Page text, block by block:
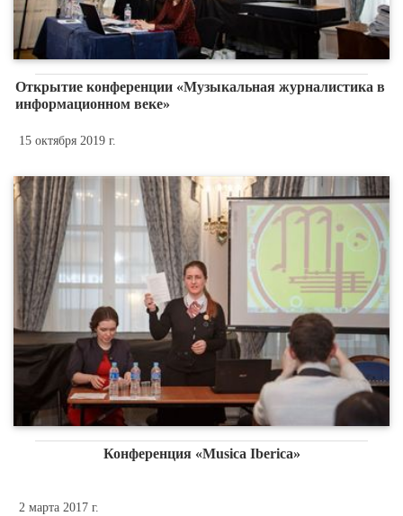
Открытие конференции «Музыкальная журналистика в
информационном веке»
15 октября 2019 г.
Конференция «Musica Iberica»
2 марта 2017 г.